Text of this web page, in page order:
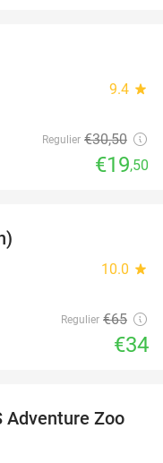
9.4 star
Regulier €30,50
€19,50
10.0 star
Regulier €65
€34
24%
Adventure Zoo